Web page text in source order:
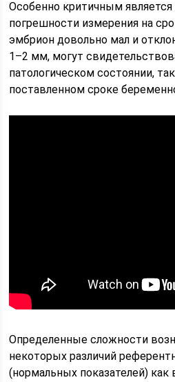
Особенно критичным
погрешности измерения на
эмбрион довольно мал и
1–2 мм, могут
патологическом состоянии,
поставленном сроке
Определенные сложности
некоторых различий
(нормальных показателей) как